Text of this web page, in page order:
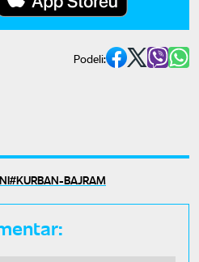
Podeli:
KURBAN-BAJRAM